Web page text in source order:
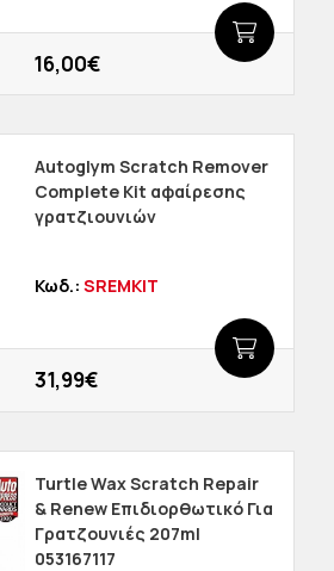
16,00€
Autoglym Scratch Remover
Complete Kit αφαίρεσης
γρατζιουνιών
Κωδ.: SREMKIT
31,99€
Turtle Wax Scratch Repair
& Renew Επιδιορθωτικό Για
Γρατζουνιές 207ml
053167117